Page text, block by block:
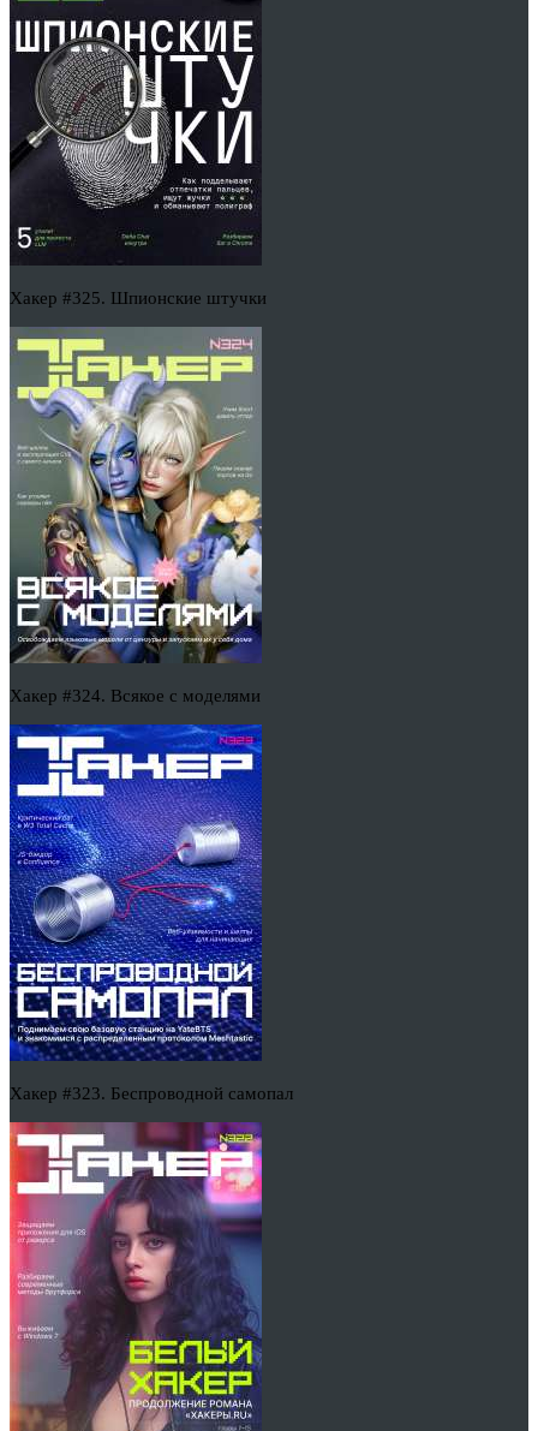
Хакер #325. Шпионские штучки
Хакер #324. Всякое с моделями
Хакер #323. Беспроводной самопал